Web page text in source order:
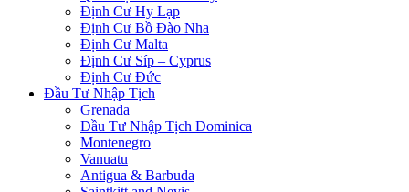
Định Cư Hy Lạp
Định Cư Bồ Đào Nha
Định Cư Malta
Định Cư Síp – Cyprus
Định Cư Đức
Đầu Tư Nhập Tịch
Grenada
Đầu Tư Nhập Tịch Dominica
Montenegro
Vanuatu
Antigua & Barbuda